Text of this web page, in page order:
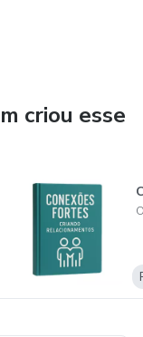
criou esse